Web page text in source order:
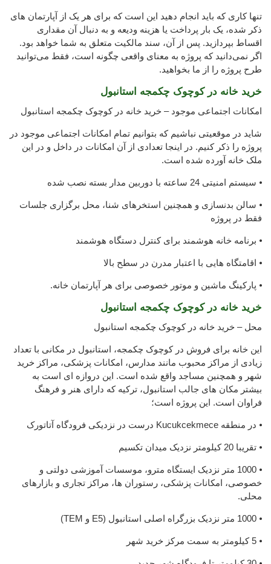
تنها کاری که باید انجام دهید این است که برای هر یک از آپارتمان های
ذکر شده، یک بار پرداخت یا هزینه ودیعه و به دنبال آن مقداری
اقساط بپردازید. پس از آن، سند مالکیت متعلق به شما خواهد بود.
اگر نمی‌دانید که پروژه به معنای واقعی چگونه است، فقط می‌توانید
طرح پروژه را از ما بخواهید.
خرید خانه در کوچوک چکمجه استانبول
امکانات اجتماعی موجود – خرید خانه در کوچوک چکمجه استانبول
شاید در موقعیتی نباشیم که بتوانیم تمام امکانات اجتماعی موجود در
پروژه را ذکر کنیم. در اینجا تعدادی از آن امکانات در داخل و در این
ملک خانه آورده شده است.
⦁ سیستم امنیتی 24 ساعته با دوربین مدار بسته نصب شده
⦁ سالن بدنسازی و همچنین استخرهای شنا، محل برگزاری جلسات
فقط در پروژه
⦁ برنامه خانه هوشمند برای کنترل دستگاه هوشمند
⦁ اقامتگاه هایی با اعتبار مدرن در سطح بالا
⦁ پارکینگ ماشین و موتور خصوصی برای هر آپارتمان خانه.
خرید خانه در کوچوک چکمجه استانبول
محل – خرید خانه در کوچوک چکمجه استانبول
این خانه برای فروش در کوچوک چکمجه، استانبول در مکانی با تعداد
زیادی از مراکز محبوب مانند مدارس، امکانات پزشکی، مراکز خرید
شهر و همچنین مساجد واقع شده است. این دروازه ای است به
بیشتر مکان های جالب استانبول، ترکیه که دارای هنر و فرهنگ
فراوان است. این پروژه است؛
⦁ در منطقه Kucukcekmece درست در نزدیکی فرودگاه آتاتورک
⦁ تقریبا 20 کیلومتر نزدیک میدان تکسیم
⦁ 1000 متر نزدیک ایستگاه مترو، موسسات آموزشی دولتی و
خصوصی، امکانات پزشکی، رستوران ها، مراکز تجاری و بازارهای
محلی.
⦁ 1000 متر نزدیک بزرگراه اصلی استانبول (E5 و TEM)
⦁ 5 کیلومتر به سمت مرکز خرید شهر